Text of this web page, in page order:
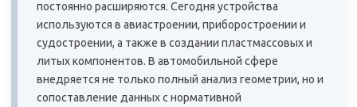
постоянно расширяются. Сегодня устройства
используются в авиастроении, приборостроении и
судостроении, а также в создании пластмассовых и
литых компонентов. В автомобильной сфере
внедряется не только полный анализ геометрии, но и
сопоставление данных с нормативной